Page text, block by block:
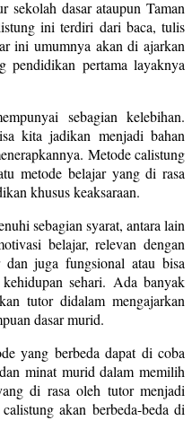
sekolah dasar ataupun Taman
ini terdiri dari baca, tulis
ini umumnya akan di ajarkan
pendidikan pertama layaknya
sebagian kelebihan.
kita jadikan menjadi bahan
Metode calistung
metode belajar yang di rasa
khusus keaksaraan.
sebagian syarat, antara lain
belajar, relevan dengan
juga fungsional atau bisa
sehari. Ada banyak
tutor didalam mengajarkan
dasar murid.
yang berbeda dapat di coba
minat murid dalam memilih
di rasa oleh tutor menjadi
akan berbeda-beda di